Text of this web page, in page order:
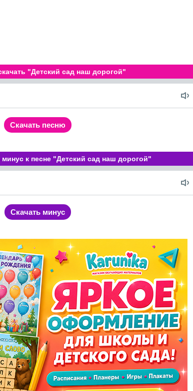
"Детский сад наш дорогой"
Seek
Скачать песню
к песне "Детский сад наш дорогой"
Seek
Скачать минус